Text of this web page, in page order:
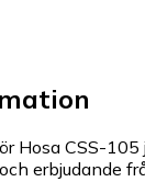
Hosa CSS-105
erbjudande